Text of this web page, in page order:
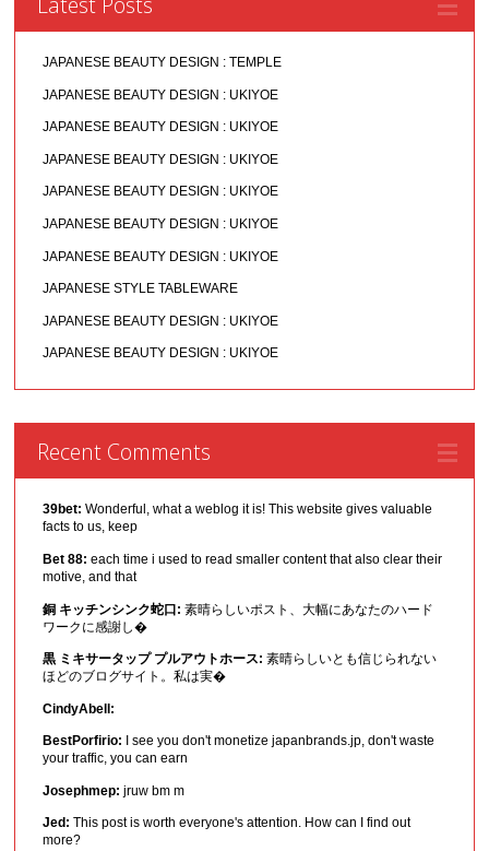
JAPANESE BEAUTY DESIGN : TEMPLE
JAPANESE BEAUTY DESIGN : UKIYOE
JAPANESE BEAUTY DESIGN : UKIYOE
JAPANESE BEAUTY DESIGN : UKIYOE
JAPANESE BEAUTY DESIGN : UKIYOE
JAPANESE BEAUTY DESIGN : UKIYOE
JAPANESE BEAUTY DESIGN : UKIYOE
JAPANESE STYLE TABLEWARE
JAPANESE BEAUTY DESIGN : UKIYOE
JAPANESE BEAUTY DESIGN : UKIYOE
Recent Comments
39bet: Wonderful, what a weblog it is! This website gives valuable
facts to us, keep
Bet 88: each time i used to read smaller content that also clear their
motive, and that
銅 キッチンシンク蛇口: 素晴らしいポスト、大幅にあなたのハード
ワークに感謝し�
黒 ミキサータップ プルアウトホース: 素晴らしいとも信じられない
ほどのブログサイト。私は実�
CindyAbell:
BestPorfirio:
I see you don't monetize japanbrands.jp, don't waste
your traffic, you can earn
Josephmep: jruw bm m
Jed: This post is worth everyone's attention. How can I find out
more?